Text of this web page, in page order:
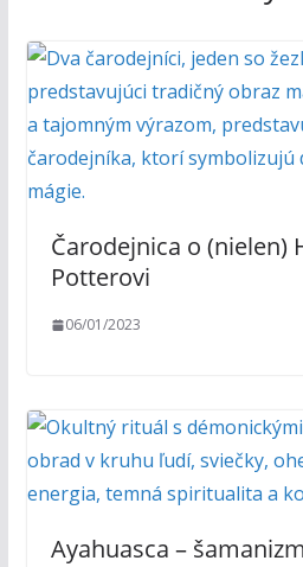
Čarodejnica o (nielen)
Potterovi
06/01/2023
Ayahuasca –